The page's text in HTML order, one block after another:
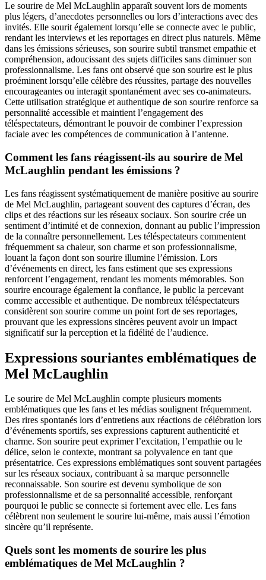
Le sourire de Mel McLaughlin apparaît souvent lors de moments
plus légers, d’anecdotes personnelles ou lors d’interactions avec des
invités. Elle sourit également lorsqu’elle se connecte avec le public,
rendant les interviews et les reportages en direct plus naturels. Même
dans les émissions sérieuses, son sourire subtil transmet empathie et
compréhension, adoucissant des sujets difficiles sans diminuer son
professionnalisme. Les fans ont observé que son sourire est le plus
proéminent lorsqu’elle célèbre des réussites, partage des nouvelles
encourageantes ou interagit spontanément avec ses co-animateurs.
Cette utilisation stratégique et authentique de son sourire renforce sa
personnalité accessible et maintient l’engagement des
téléspectateurs, démontrant le pouvoir de combiner l’expression
faciale avec les compétences de communication à l’antenne.
Comment les fans réagissent-ils au sourire de Mel
McLaughlin pendant les émissions ?
Les fans réagissent systématiquement de manière positive au sourire
de Mel McLaughlin, partageant souvent des captures d’écran, des
clips et des réactions sur les réseaux sociaux. Son sourire crée un
sentiment d’intimité et de connexion, donnant au public l’impression
de la connaître personnellement. Les téléspectateurs commentent
fréquemment sa chaleur, son charme et son professionnalisme,
louant la façon dont son sourire illumine l’émission. Lors
d’événements en direct, les fans estiment que ses expressions
renforcent l’engagement, rendant les moments mémorables. Son
sourire encourage également la confiance, le public la percevant
comme accessible et authentique. De nombreux téléspectateurs
considèrent son sourire comme un point fort de ses reportages,
prouvant que les expressions sincères peuvent avoir un impact
significatif sur la perception et la fidélité de l’audience.
Expressions souriantes emblématiques de
Mel McLaughlin
Le sourire de Mel McLaughlin compte plusieurs moments
emblématiques que les fans et les médias soulignent fréquemment.
Des rires spontanés lors d’entretiens aux réactions de célébration lors
d’événements sportifs, ses expressions capturent authenticité et
charme. Son sourire peut exprimer l’excitation, l’empathie ou le
délice, selon le contexte, montrant sa polyvalence en tant que
présentatrice. Ces expressions emblématiques sont souvent partagées
sur les réseaux sociaux, contribuant à sa marque personnelle
reconnaissable. Son sourire est devenu symbolique de son
professionnalisme et de sa personnalité accessible, renforçant
pourquoi le public se connecte si fortement avec elle. Les fans
célèbrent non seulement le sourire lui-même, mais aussi l’émotion
sincère qu’il représente.
Quels sont les moments de sourire les plus
emblématiques de Mel McLaughlin ?